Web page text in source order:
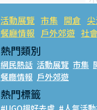
活動展覽 市集 開倉
餐廳情報 戶外郊遊 社
熱門類別
網民熱話 活動展覽 市集
餐廳情報 戶外郊遊
熱門標籤